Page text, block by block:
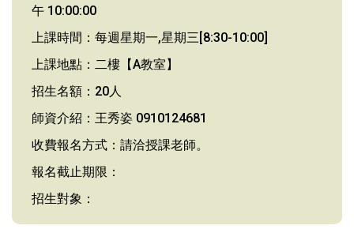
午 10:00:00
上課時間：每週星期一,星期三[8:30-10:00]
上課地點：二樓【A教室】
招生名額：20人
師資介紹：王秀姿 0910124681
收費報名方式：請洽授課老師。
報名截止期限：
招生對象：